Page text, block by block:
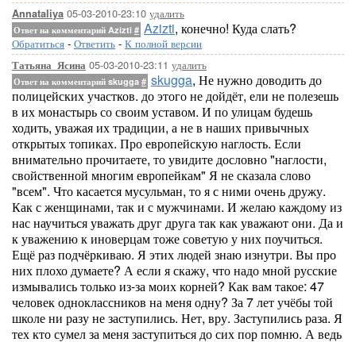
Annataliya 05-03-2010-23:10 удалить
Ответ на комментарий Azizti # Azizti, конечно! Куда слать?
Обратиться - Ответить - К полной версии
Татьяна_Ясина 05-03-2010-23:11 удалить
Ответ на комментарий skugga # skugga, Не нужно доводить до
полицейских участков. до этого не дойдёт, ели не полезешь
в их монастырь со своим уставом. И по улицам будешь
ходить, уважая их традиции, а не в наших привычных
открытых топиках. Про европейскую наглость. Если
внимательно прочитаете, то увидите дословно "наглости,
свойственной многим европейкам" Я не сказала слово
"всем". Что касается мусульман, то я с ними очень дружу.
Как с женщинами, так и с мужчинами. И желаю каждому из
нас научиться уважать друг друга так как уважают они. Да и
к уважению к иноверцам тоже советую у них поучиться.
Ещё раз подчёркиваю. Я этих людей знаю изнутри. Вы про
них плохо думаете? А если я скажу, что надо мной русские
измывались только из-за моих корней? Как вам такое: 47
человек одноклассников на меня одну? За 7 лет учёбы той
школе ни разу не заступились. Нет, вру. Заступились раза. Я
тех кто сумел за меня заступиться до сих пор помню. А ведь